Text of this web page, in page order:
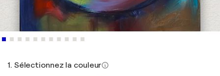
1. Sélectionnez la couleur